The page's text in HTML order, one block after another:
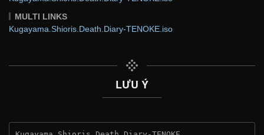
MULTI LINKS
Kugayama.Shioris.Death.Diary-TENOKE.iso
LƯU Ý